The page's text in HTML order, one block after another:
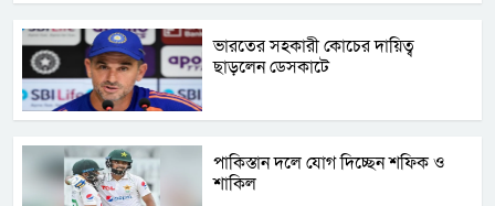
ভারতের সহকারী কোচের দায়িত্ব
ছাড়লেন ডেসকাটে
পাকিস্তান দলে যোগ দিচ্ছেন শফিক ও
শাকিল